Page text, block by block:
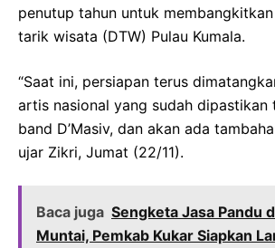
penutup tahun untuk
tarik wisata (DTW) Pulau Kumala.
“Saat ini, persiapan terus
artis nasional yang sudah dipastikan
band D’Masiv, dan akan ada
ujar Zikri, Jumat (22/11).
Baca juga Sengketa Jasa Pandu
Muntai, Pemkab Kukar Siapkan